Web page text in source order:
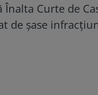
Curte de
de șase